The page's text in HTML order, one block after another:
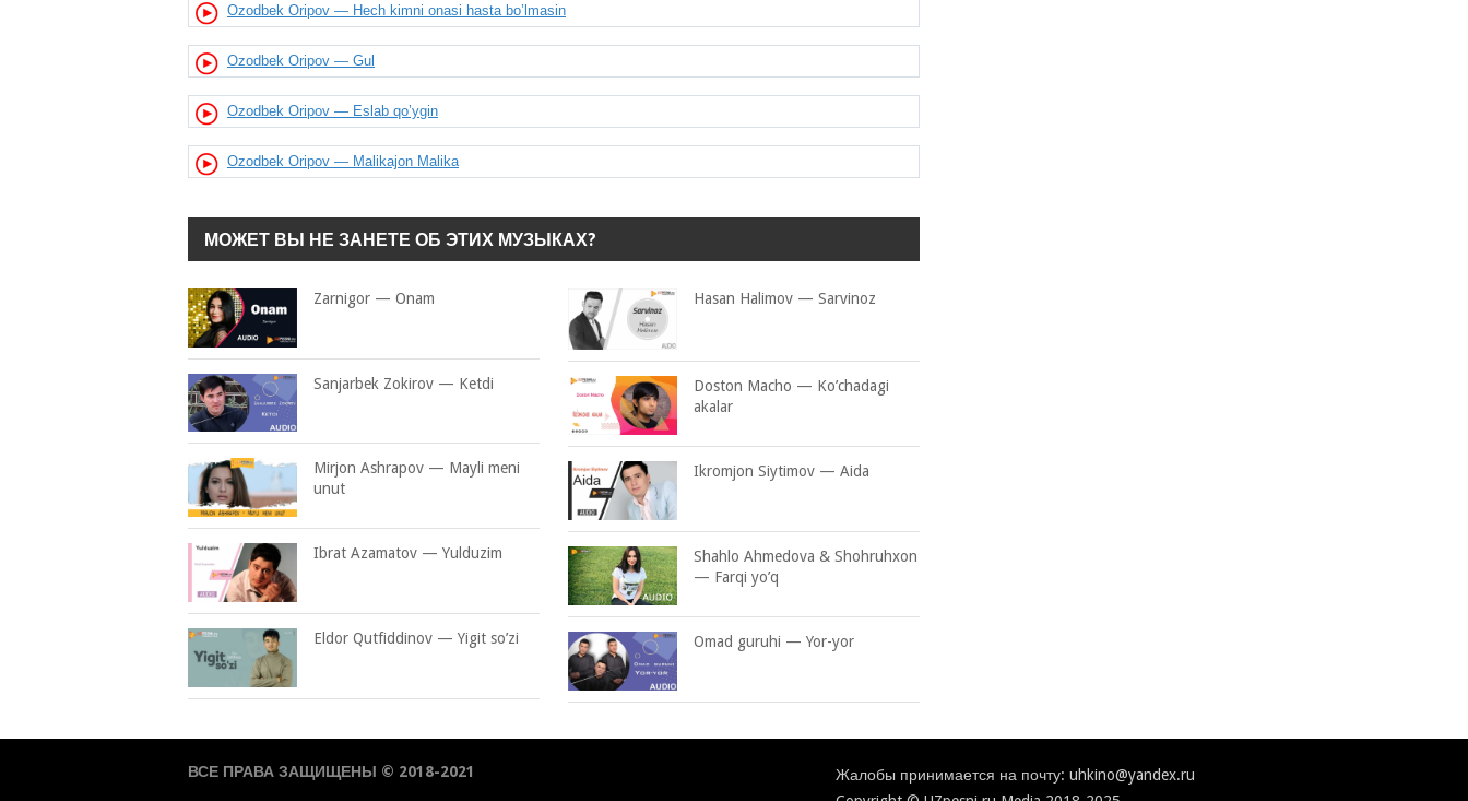
Ozodbek Oripov — Hech kimni onasi hasta bo’lmasin
Ozodbek Oripov — Gul
Ozodbek Oripov — Eslab qo’ygin
Ozodbek Oripov — Malikajon Malika
МОЖЕТ ВЫ НЕ ЗАНЕТЕ ОБ ЭТИХ МУЗЫКАХ?
Zarnigor — Onam Hasan Halimov — Sarvinoz
Sanjarbek Zokirov — Ketdi
Doston Macho — Ko’chadagi
akalar
Mirjon Ashrapov — Mayli meni
unut
Ikromjon Siytimov — Aida
Ibrat Azamatov — Yulduzim
Shahlo Ahmedova & Shohruhxon
— Farqi yo’q
Eldor Qutfiddinov — Yigit so’zi Omad guruhi — Yor-yor
ВСЕ ПРАВА ЗАЩИЩЕНЫ © 2018-2021
Жалобы принимается на почту: uhkino@yandex.ru